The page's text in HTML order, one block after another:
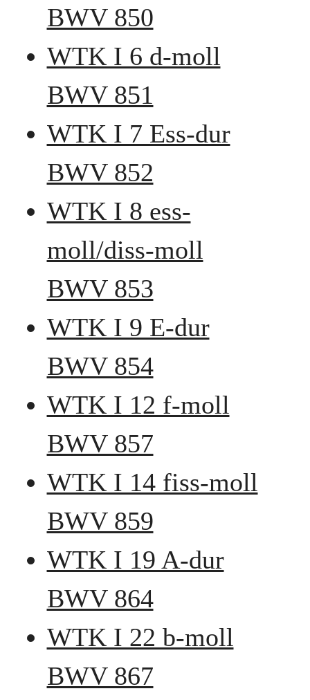
BWV 850
WTK I 6 d-moll
BWV 851
WTK I 7 Ess-dur
BWV 852
WTK I 8 ess-
moll/diss-moll
BWV 853
WTK I 9 E-dur
BWV 854
WTK I 12 f-moll
BWV 857
WTK I 14 fiss-moll
BWV 859
WTK I 19 A-dur
BWV 864
WTK I 22 b-moll
BWV 867